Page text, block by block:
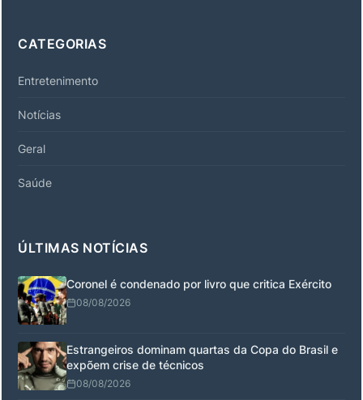
CATEGORIAS
Entretenimento
Notícias
Geral
Saúde
ÚLTIMAS NOTÍCIAS
Coronel é condenado por livro que critica Exército
08/08/2026
Estrangeiros dominam quartas da Copa do Brasil e
expõem crise de técnicos
08/08/2026